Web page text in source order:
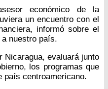
económico de la
un encuentro con el
informó sobre el
nuestro país.
Nicaragua, evaluará junto
los programas que
país centroamericano.